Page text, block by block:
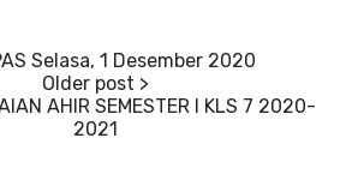
Selasa, 1 Desember 2020